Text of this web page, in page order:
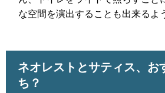
な空間を演出することも出来るよ
ネオレストとサティス、お
ち？